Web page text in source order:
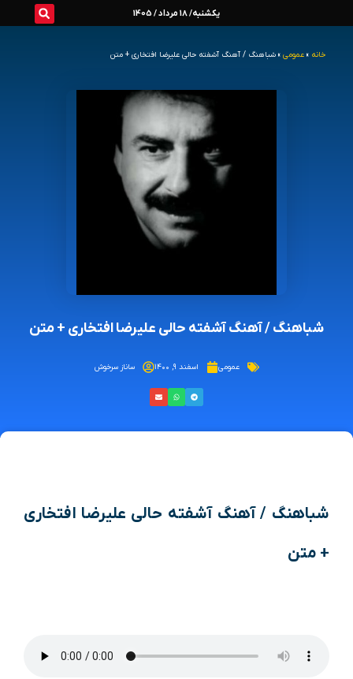
یکشنبه/ 18 مرداد / 1405
خانه » عمومی » شباهنگ / آهنگ آشفته حالی علیرضا افتخاری + متن
شباهنگ / آهنگ آشفته حالی علیرضا افتخاری + متن
عمومی اسفند ۹, ۱۴۰۰ ساناز سرخوش
شباهنگ / آهنگ آشفته حالی علیرضا افتخاری
+ متن